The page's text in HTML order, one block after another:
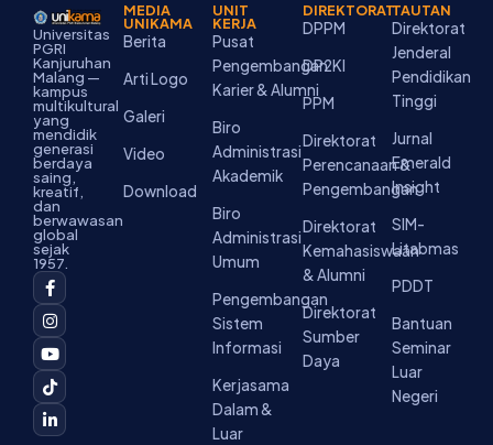
Universitas
PGRI
Kanjuruhan
Malang —
kampus
multikultural
yang
mendidik
generasi
berdaya
saing,
kreatif,
dan
berwawasan
global
sejak
1957.
F
a
c
e
b
o
o
k
-
f
I
n
s
t
a
g
r
a
m
Y
o
u
t
u
b
e
T
i
k
t
o
k
L
i
n
k
e
d
i
n
-
i
MEDIA
UNIKAMA
Berita
Arti Logo
Galeri
Video
Download
UNIT
KERJA
Pusat
Pengembangan
Karier & Alumni
Biro
Administrasi
Akademik
Biro
Administrasi
Umum
Pengembangan
Sistem
Informasi
Kerjasama
Dalam &
Luar
DIREKTORAT
DPPM
DP2KI
PPM
Direktorat
Perencanaan &
Pengembangan
Direktorat
Kemahasiswaan
& Alumni
Direktorat
Sumber
Daya
TAUTAN
Direktorat
Jenderal
Pendidikan
Tinggi
Jurnal
Emerald
Insight
SIM-
Litabmas
PDDT
Bantuan
Seminar
Luar
Negeri